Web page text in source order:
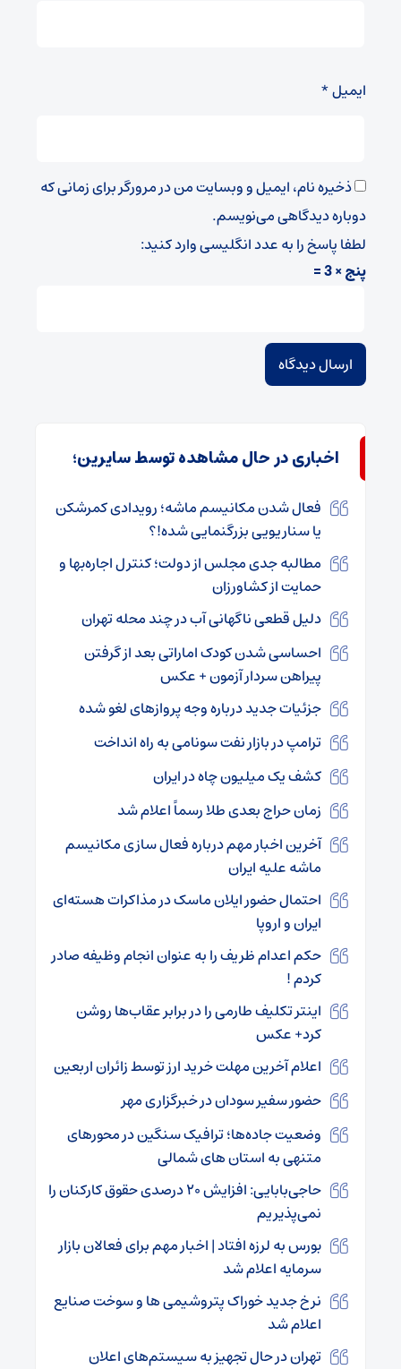
ایمیل*
ذخیره نام، ایمیل و وبسایت من در مرورگر برای زمانی که
دوباره دیدگاهی می‌نویسم.
لطفا پاسخ را به عدد انگلیسی وارد کنید:
پنج × 3 =
اخباری در حال مشاهده توسط سایرین؛
فعال شدن مکانیسم ماشه؛ رویدادی کمرشکن
یا سناریویی بزرگنمایی شده!؟
مطالبه جدی مجلس از دولت؛ کنترل اجاره‌بها و
حمایت از کشاورزان
دلیل قطعی ناگهانی آب در چند محله تهران
احساسی شدن کودک اماراتی بعد از گرفتن
پیراهن سردار آزمون + عکس
جزئیات جدید درباره وجه پروازهای لغو شده
ترامپ در بازار نفت سونامی به راه انداخت
کشف یک‌ میلیون چاه در ایران
زمان حراج بعدی طلا رسماً اعلام شد
آخرین اخبار مهم درباره فعال سازی مکانیسم
ماشه علیه ایران
احتمال حضور ایلان ماسک در مذاکرات هسته‌ای
ایران و اروپا
حکم اعدام ظریف را به عنوان انجام وظیفه صادر
کردم !
اینتر تکلیف طارمی را در برابر عقاب‌ها روشن
کرد+ عکس
اعلام آخرین مهلت خرید ارز توسط زائران اربعین
حضور سفیر سودان در خبرگزاری مهر
وضعیت جاده‌ها؛ ترافیک سنگین در محورهای
متنهی به استان های شمالی
حاجی‌بابایی: افزایش ۲۰ درصدی حقوق کارکنان را
نمی‌پذیریم
بورس به لرزه افتاد | اخبار مهم برای فعالان بازار
سرمایه اعلام شد
نرخ جدید خوراک پتروشیمی ها و سوخت صنایع
اعلام شد
تهران در حال تجهیز به سیستم‌های اعلان